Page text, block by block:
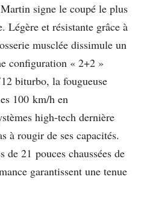
signe le coupé le plus
Légère et résistante grâce à
musclée dissimule un
configuration « 2+2 »
biturbo, la fougueuse
100 km/h en
high-tech dernière
à rougir de ses capacités.
de 21 pouces chaussées de
garantissent une tenue